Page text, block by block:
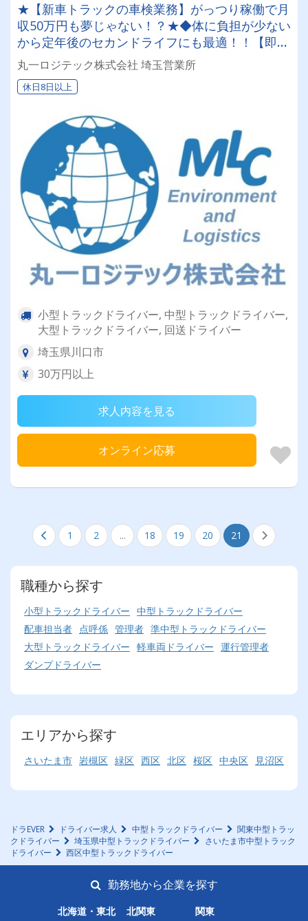
★【新車トラックの車検業務】がっつり稼働で月
収50万円も夢じゃない！？★◆体に負担が少ない
から定年後のセカンドライフにも最適！！【即面
接、スピード採用可能！】
丸一ロジテック株式会社 埼玉営業所
休日8日以上
小型トラックドライバー, 中型トラックドライバー,
大型トラックドライバー, 回送ドライバー
埼玉県川口市
30万円以上
求人内容を見る
オンライン応募
1 2 ... 18 19 20 21
職種から探す
小型トラックドライバー 中型トラックドライバー
配車担当者 点呼係 管理者 準中型トラックドライバー
大型トラックドライバー 軽車両ドライバー 運行管理者
ダンプドライバー
エリアから探す
さいたま市 岩槻区 緑区 西区 北区 桜区 中央区 見沼区
ドラEVER ドライバー求人 中型トラックドライバー
関東中型トラッ
クドライバー
埼玉県中型トラックドライバー
さいたま市中型トラック
ドライバー
西区中型トラックドライバー
勤務地から企業を探す
北海道・東北 北関東 関東